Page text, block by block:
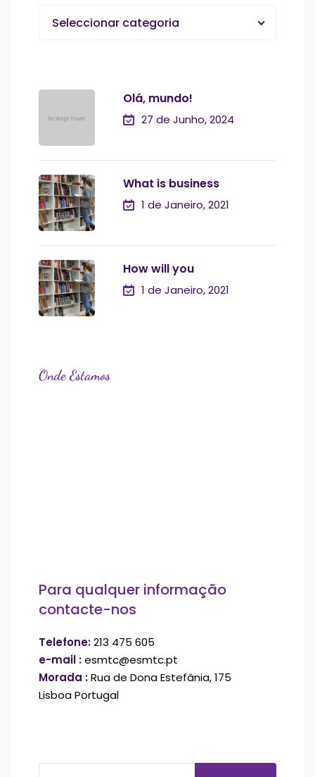
Seleccionar categoria
Olá, mundo!
27 de Junho, 2024
What is business
1 de Janeiro, 2021
How will you
1 de Janeiro, 2021
Onde Estamos
Para qualquer informação
contacte-nos
Telefone:213 475 605
e-mail :esmtc@esmtc.pt
Morada :Rua de Dona Estefânia, 175
Lisboa Portugal